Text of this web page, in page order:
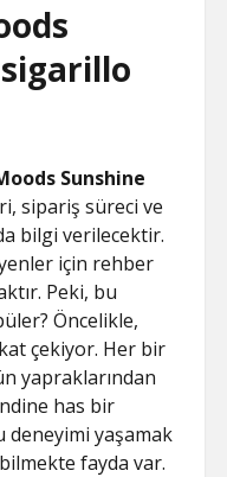
HILESI
GÖRME
Sunshine
sipariş süreci ve
bilgi verilecektir.
için rehber
Peki, bu
Öncelikle,
çekiyor. Her bir
yapraklarından
has bir
deneyimi yaşamak
fayda var.